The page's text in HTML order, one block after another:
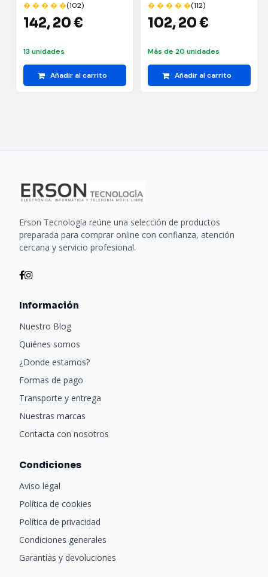
� � � � �(102)
142,20 €
13 unidades
Añadir al carrito
� � � � �(112)
102,20 €
Más de 20 unidades
Añadir al carrito
Erson Tecnología reúne una selección de productos
preparada para comprar online con confianza, atención
cercana y servicio profesional.
Información
Nuestro Blog
Quiénes somos
¿Donde estamos?
Formas de pago
Transporte y entrega
Nuestras marcas
Contacta con nosotros
Condiciones
Aviso legal
Política de cookies
Política de privacidad
Condiciones generales
Garantías y devoluciones